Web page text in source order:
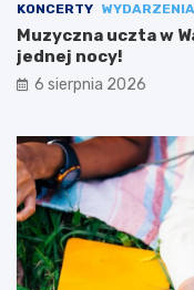
KONCERTY WYDARZENIA
Muzyczna uczta w
jednej nocy!
6 sierpnia 2026